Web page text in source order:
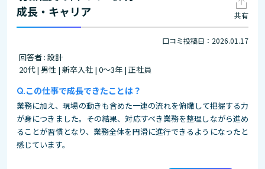
成長・キャリア
共有
口コミ投稿日：2026.01.17
回答者 : 設計
20代 | 男性 | 新卒入社 | 0～3年 | 正社員
この仕事で成長できたことは？
業務に加え、現場の動きも含めた一連の流れを俯瞰して把握する力
が身につきました。その結果、対応すべき業務を整理しながら進め
ることが習慣となり、業務全体を円滑に進行できるようになったと
感じています。